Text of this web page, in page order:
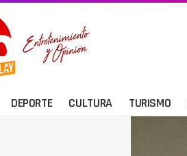
DEPORTE CULTURA TURISMO